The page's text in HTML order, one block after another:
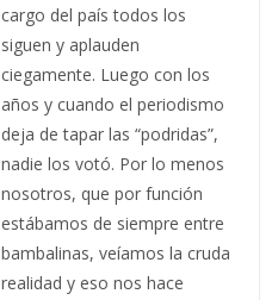
cargo del país todos los
siguen y aplauden
ciegamente. Luego con los
años y cuando el periodismo
deja de tapar las “podridas”,
nadie los votó. Por lo menos
nosotros, que por función
estábamos de siempre entre
bambalinas, veíamos la cruda
realidad y eso nos hace